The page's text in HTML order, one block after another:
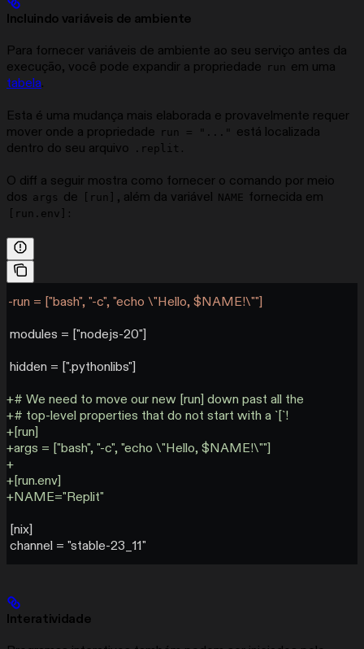
Incluindo variáveis de ambiente
Para fornecer variáveis de ambiente ao seu serviço antes da
execução, você pode expandir a propriedade
run em uma
tabela.
Esta é uma mudança mais elaborada e provavelmente requer
mover onde a propriedade
run = "..."
está localizada
dentro do seu arquivo
.replit .
O diff a seguir mostra como fornecer o comando por meio
dos args de [run] , além da variável NAME fornecida em
[run.env] :
-run = ["bash", "-c", "echo \"Hello, $NAME!\""]
modules = ["nodejs-20"]
hidden = [".pythonlibs"]
+# We need to move our new [run] down past all the
+# top-level properties that do not start with a `[`!
+[run]
+args = ["bash", "-c", "echo \"Hello, $NAME!\""]
+
+[run.env]
+NAME="Replit"
[nix]
channel = "stable-23_11"
Interatividade